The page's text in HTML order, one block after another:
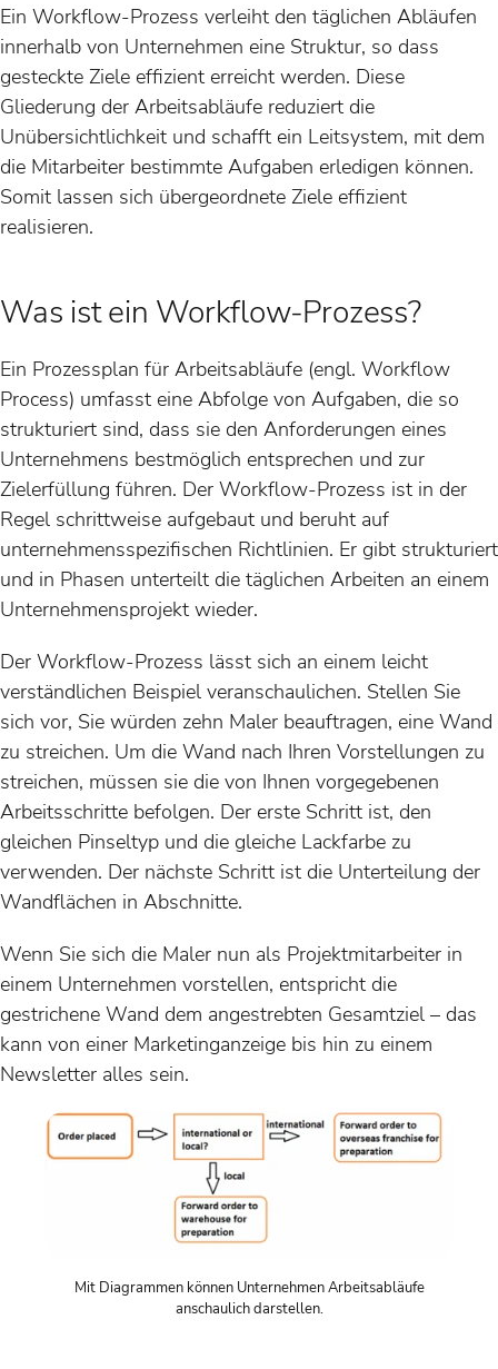
Ein Workflow-Prozess verleiht den täglichen Abläufen
innerhalb von Unternehmen eine Struktur, so dass
gesteckte Ziele effizient erreicht werden. Diese
Gliederung der Arbeitsabläufe reduziert die
Unübersichtlichkeit und schafft ein Leitsystem, mit dem
die Mitarbeiter bestimmte Aufgaben erledigen können.
Somit lassen sich übergeordnete Ziele effizient
realisieren.
Was ist ein Workflow-Prozess?
Ein Prozessplan für Arbeitsabläufe (engl. Workflow
Process) umfasst eine Abfolge von Aufgaben, die so
strukturiert sind, dass sie den Anforderungen eines
Unternehmens bestmöglich entsprechen und zur
Zielerfüllung führen. Der Workflow-Prozess ist in der
Regel schrittweise aufgebaut und beruht auf
unternehmensspezifischen Richtlinien. Er gibt strukturiert
und in Phasen unterteilt die täglichen Arbeiten an einem
Unternehmensprojekt wieder.
Der Workflow-Prozess lässt sich an einem leicht
verständlichen Beispiel veranschaulichen. Stellen Sie
sich vor, Sie würden zehn Maler beauftragen, eine Wand
zu streichen. Um die Wand nach Ihren Vorstellungen zu
streichen, müssen sie die von Ihnen vorgegebenen
Arbeitsschritte befolgen. Der erste Schritt ist, den
gleichen Pinseltyp und die gleiche Lackfarbe zu
verwenden. Der nächste Schritt ist die Unterteilung der
Wandflächen in Abschnitte.
Wenn Sie sich die Maler nun als Projektmitarbeiter in
einem Unternehmen vorstellen, entspricht die
gestrichene Wand dem angestrebten Gesamtziel – das
kann von einer Marketinganzeige bis hin zu einem
Newsletter alles sein.
Mit Diagrammen können Unternehmen Arbeitsabläufe
anschaulich darstellen.